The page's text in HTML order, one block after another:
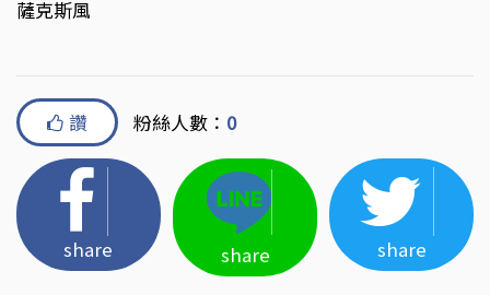
薩克斯風
讚 粉絲人數： 0
share share share